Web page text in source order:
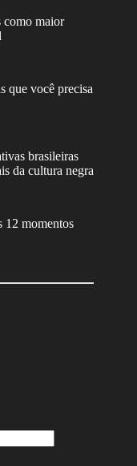
como maior
que você precisa
brasileiras
da cultura negra
12 momentos